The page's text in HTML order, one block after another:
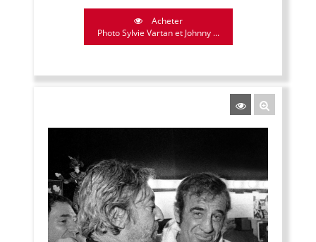
Acheter
Photo Sylvie Vartan et Johnny ...